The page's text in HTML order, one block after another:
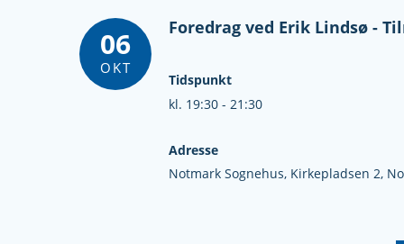
06
OKT
Foredrag ved Erik Lindsø -
Tidspunkt
kl. 19:30 - 21:30
Adresse
Notmark Sognehus, Kirkepladsen 2,